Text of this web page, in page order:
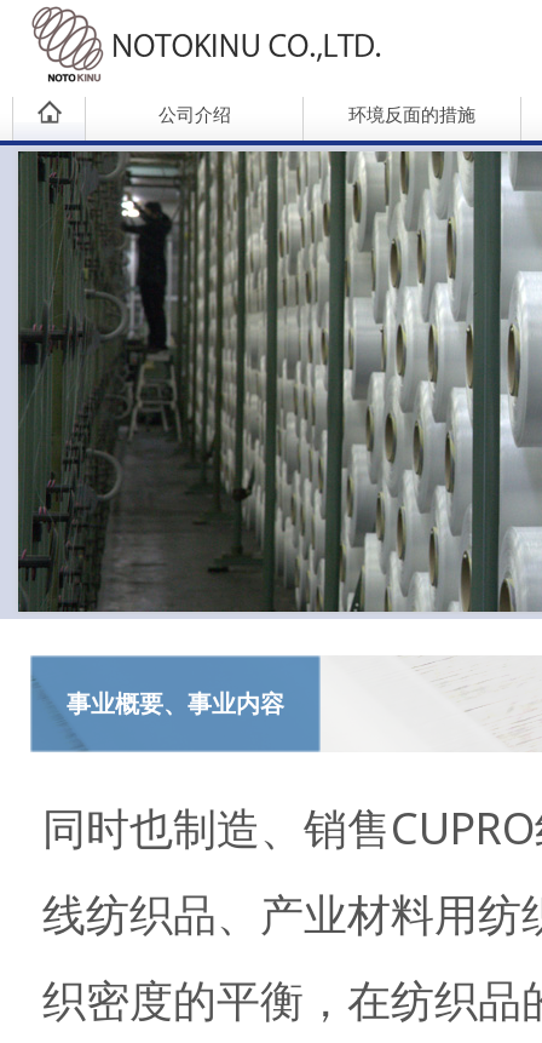
公司介绍 环境反面的措施
事业概要、事业内容
同时也制造、销售
线纺织品、产业材料用
织密度的平衡，在纺织